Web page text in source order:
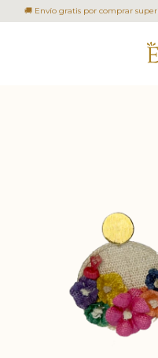
🚚 Envío gratis por comprar